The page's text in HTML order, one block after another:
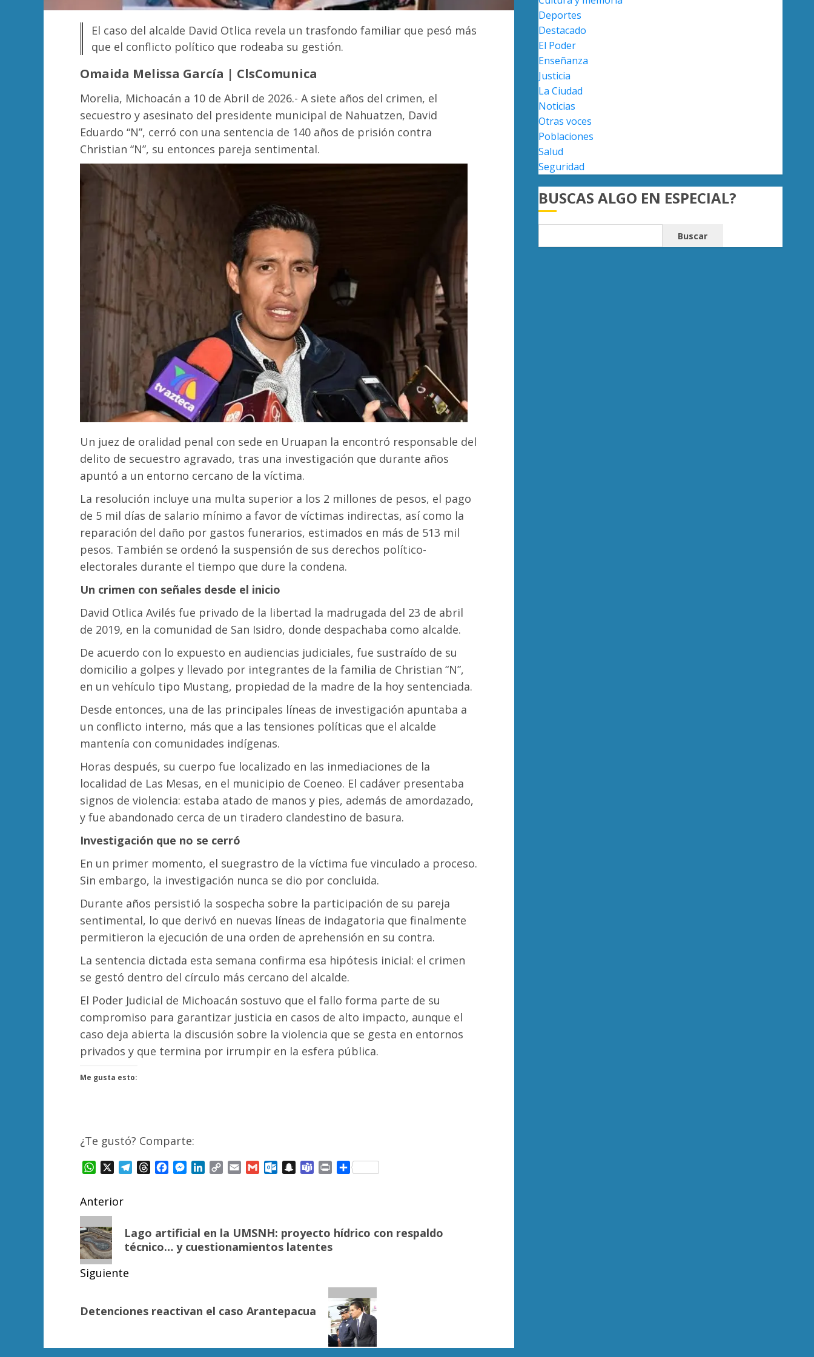
El caso del alcalde David Otlica revela un trasfondo familiar que pesó más
que el conflicto político que rodeaba su gestión.
Omaida Melissa García | ClsComunica
Morelia, Michoacán a 10 de Abril de 2026.- A siete años del crimen, el
secuestro y asesinato del presidente municipal de Nahuatzen, David
Eduardo “N”, cerró con una sentencia de 140 años de prisión contra
Christian “N”, su entonces pareja sentimental.
Un juez de oralidad penal con sede en Uruapan la encontró responsable del
delito de secuestro agravado, tras una investigación que durante años
apuntó a un entorno cercano de la víctima.
La resolución incluye una multa superior a los 2 millones de pesos, el pago
de 5 mil días de salario mínimo a favor de víctimas indirectas, así como la
reparación del daño por gastos funerarios, estimados en más de 513 mil
pesos. También se ordenó la suspensión de sus derechos político-
electorales durante el tiempo que dure la condena.
Un crimen con señales desde el inicio
David Otlica Avilés fue privado de la libertad la madrugada del 23 de abril
de 2019, en la comunidad de San Isidro, donde despachaba como alcalde.
De acuerdo con lo expuesto en audiencias judiciales, fue sustraído de su
domicilio a golpes y llevado por integrantes de la familia de Christian “N”,
en un vehículo tipo Mustang, propiedad de la madre de la hoy sentenciada.
Desde entonces, una de las principales líneas de investigación apuntaba a
un conflicto interno, más que a las tensiones políticas que el alcalde
mantenía con comunidades indígenas.
Horas después, su cuerpo fue localizado en las inmediaciones de la
localidad de Las Mesas, en el municipio de Coeneo. El cadáver presentaba
signos de violencia: estaba atado de manos y pies, además de amordazado,
y fue abandonado cerca de un tiradero clandestino de basura.
Investigación que no se cerró
En un primer momento, el suegrastro de la víctima fue vinculado a proceso.
Sin embargo, la investigación nunca se dio por concluida.
Durante años persistió la sospecha sobre la participación de su pareja
sentimental, lo que derivó en nuevas líneas de indagatoria que finalmente
permitieron la ejecución de una orden de aprehensión en su contra.
La sentencia dictada esta semana confirma esa hipótesis inicial: el crimen
se gestó dentro del círculo más cercano del alcalde.
El Poder Judicial de Michoacán sostuvo que el fallo forma parte de su
compromiso para garantizar justicia en casos de alto impacto, aunque el
caso deja abierta la discusión sobre la violencia que se gesta en entornos
privados y que termina por irrumpir en la esfera pública.
Me gusta esto:
¿Te gustó? Comparte:
WhatsAppTelegram
ThreadsFacebookMessenger
LinkedIn
Copy
Email GmailOutlook.com
SnapchatTeamsPrintCompartir
Navegación
de
entradas
Anterior
Entrada
anterior:
Lago artificial en la UMSNH: proyecto hídrico con respaldo
técnico… y cuestionamientos latentes
Siguiente
entrada:
Detenciones reactivan el caso Arantepacua
Deportes
Destacado
El Poder
Enseñanza
Justicia
La Ciudad
Noticias
Otras voces
Poblaciones
Salud
Seguridad
BUSCAS ALGO EN ESPECIAL?
Buscar